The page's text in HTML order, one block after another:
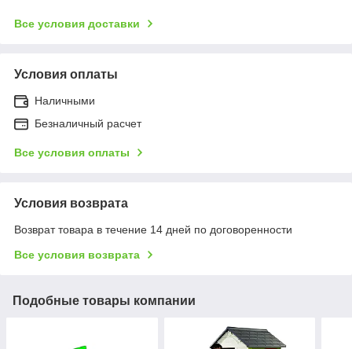
Все условия доставки
Условия оплаты
Наличными
Безналичный расчет
Все условия оплаты
Условия возврата
Возврат товара в течение 14 дней по договоренности
Все условия возврата
Подобные товары компании